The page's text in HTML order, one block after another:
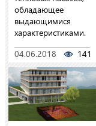
обладающее
выдающимися
характеристиками.
04.06.2018
141